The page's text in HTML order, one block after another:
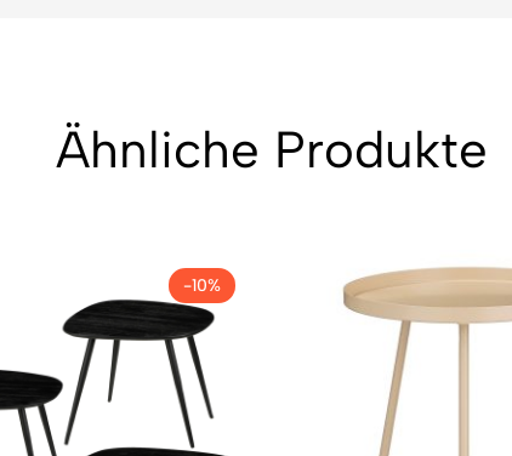
Ähnliche Produkte
-10%